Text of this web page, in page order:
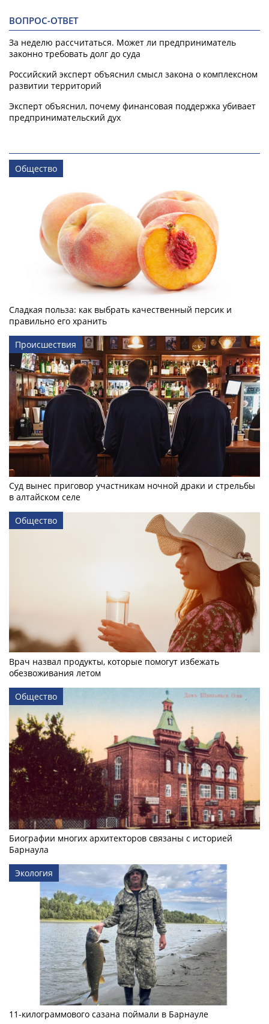
ВОПРОС-ОТВЕТ
За неделю рассчитаться. Может ли предприниматель
законно требовать долг до суда
Российский эксперт объяснил смысл закона о комплексном
развитии территорий
Эксперт объяснил, почему финансовая поддержка убивает
предпринимательский дух
Общество
Сладкая польза: как выбрать качественный персик и
правильно его хранить
Происшествия
Суд вынес приговор участникам ночной драки и стрельбы
в алтайском селе
Общество
Врач назвал продукты, которые помогут избежать
обезвоживания летом
Общество
Биографии многих архитекторов связаны с историей
Барнаула
Экология
11-килограммового сазана поймали в Барнауле